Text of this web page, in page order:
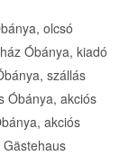
olcsó
Óbánya, kiadó
szállás
Óbánya, akciós
akciós